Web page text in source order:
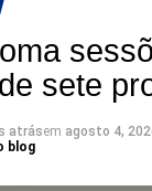
sete
atrásem agosto 4,
blog